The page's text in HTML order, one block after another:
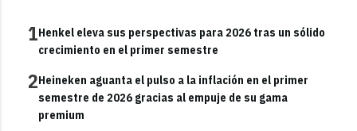
1Henkel eleva sus perspectivas para 2026 tras un sólido
crecimiento en el primer semestre
2Heineken aguanta el pulso a la inflación en el primer
semestre de 2026 gracias al empuje de su gama
premium